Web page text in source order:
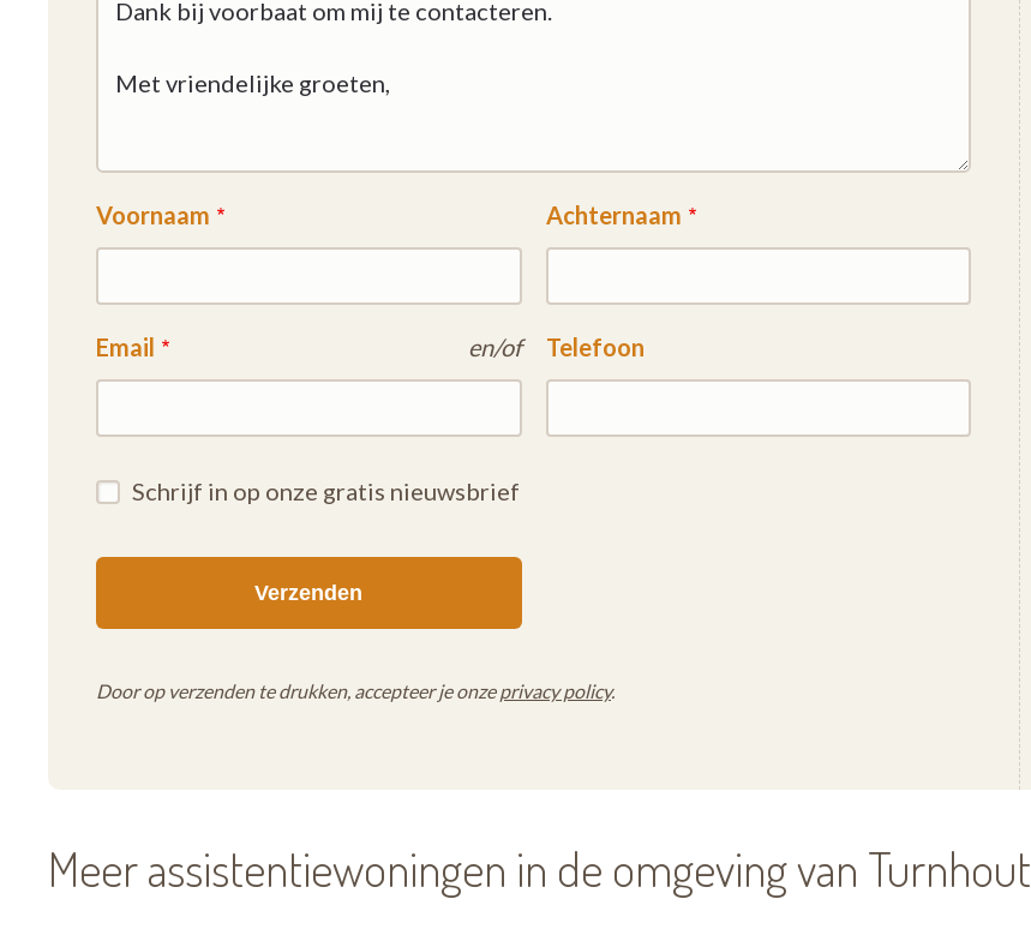
Voornaam Achternaam
Email en/of Telefoon
Schrijf in op onze gratis nieuwsbrief
Door op verzenden te drukken, accepteer je onzeprivacy policy.
Meer assistentiewoningen in de omgeving van Turnhout